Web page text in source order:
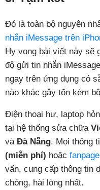
Đó là toàn bộ nguyên
nhắn iMessage trên
Hy vọng bài viết này sẽ
độ gửi tin nhắn
ngay trên ứng dụng có
nào khác gây tốn kém
Điện thoại hư, laptop
tại hệ thống sửa chữa
vàĐà Nẵng. Mọi thông
(miễn phí) hoặc
vấn, cung cấp thông tin
chóng, hài lòng nhất.